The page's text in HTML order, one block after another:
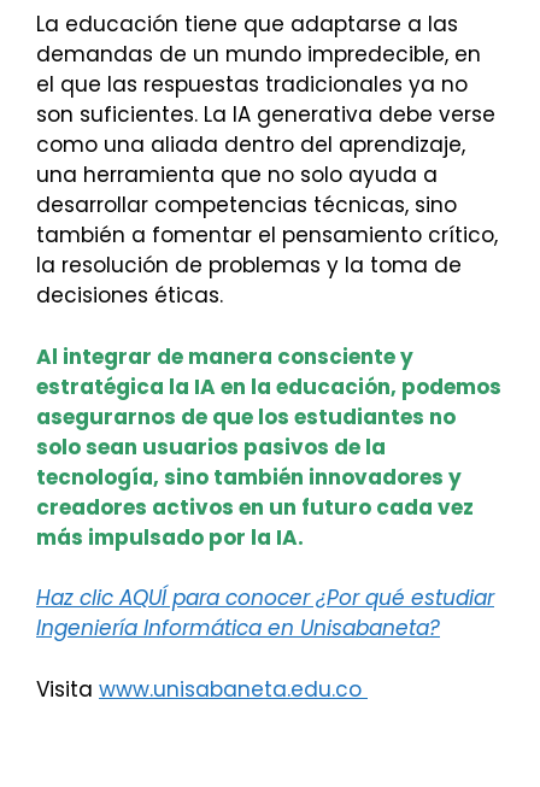
La educación tiene que adaptarse a las
demandas de un mundo impredecible, en
el que las respuestas tradicionales ya no
son suficientes. La IA generativa debe verse
como una aliada dentro del aprendizaje,
una herramienta que no solo ayuda a
desarrollar competencias técnicas, sino
también a fomentar el pensamiento crítico,
la resolución de problemas y la toma de
decisiones éticas.
Al integrar de manera consciente y
estratégica la IA en la educación, podemos
asegurarnos de que los estudiantes no
solo sean usuarios pasivos de la
tecnología, sino también innovadores y
creadores activos en un futuro cada vez
más impulsado por la IA.
Haz clic AQUÍ para conocer ¿Por qué estudiar
Ingeniería Informática en Unisabaneta?
Visita www.unisabaneta.edu.co